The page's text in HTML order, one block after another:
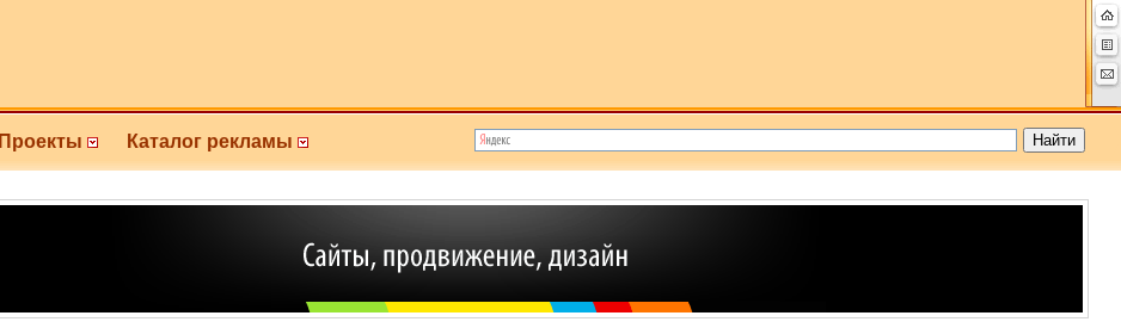
Проекты Каталог рекламы